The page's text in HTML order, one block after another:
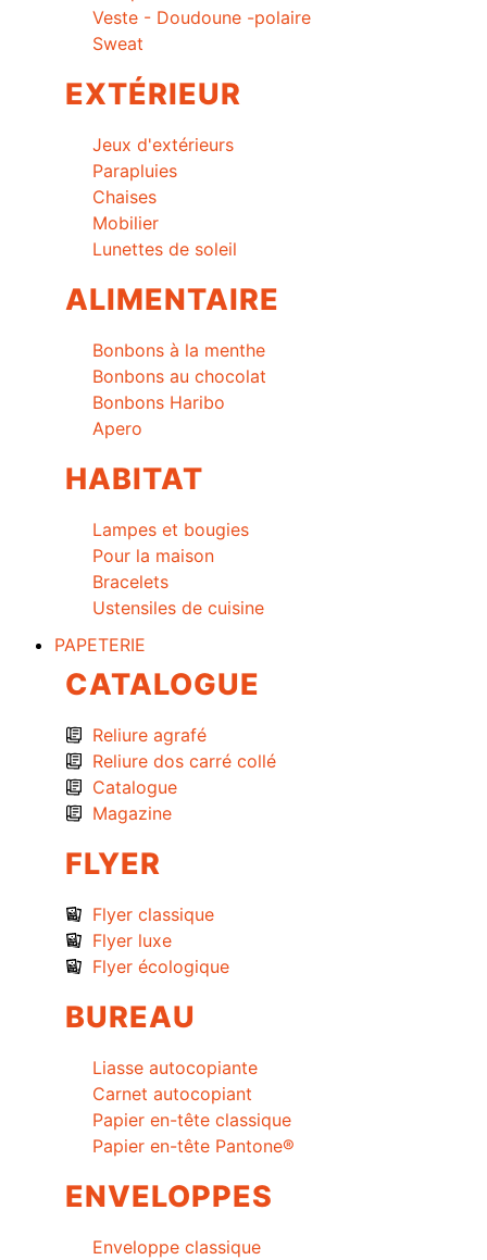
Veste - Doudoune -polaire
Sweat
EXTÉRIEUR
Jeux d'extérieurs
Parapluies
Chaises
Mobilier
Lunettes de soleil
ALIMENTAIRE
Bonbons à la menthe
Bonbons au chocolat
Bonbons Haribo
Apero
HABITAT
Lampes et bougies
Pour la maison
Bracelets
Ustensiles de cuisine
PAPETERIE
CATALOGUE
Reliure agrafé
Reliure dos carré collé
Catalogue
Magazine
FLYER
Flyer classique
Flyer luxe
Flyer écologique
BUREAU
Liasse autocopiante
Carnet autocopiant
Papier en-tête classique
Papier en-tête Pantone®
ENVELOPPES
Enveloppe classique